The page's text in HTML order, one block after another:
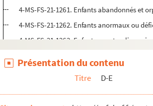
4-MS-FS-21-1261. Enfants abandonnés et
4-MS-FS-21-1262. Enfants anormaux ou
4-MS-FS-21-1263. Enfants : contes, livres,
Présentation du contenu
Titre D-E